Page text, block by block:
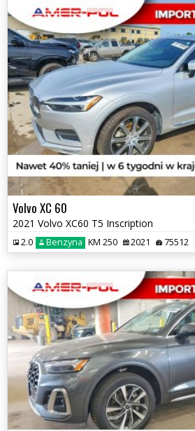
Volvo XC 60
2021 Volvo XC60 T5 Inscription
2.0 Benzyna KM 250 2021 75512